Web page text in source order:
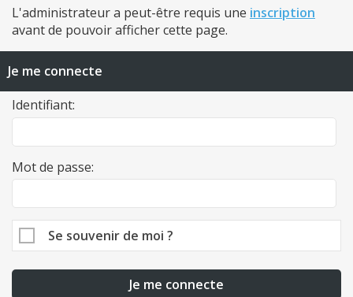
L'administrateur a peut-être requis une inscription
avant de pouvoir afficher cette page.
Je me connecte
Identifiant:
Mot de passe:
Se souvenir de moi ?
Je me connecte